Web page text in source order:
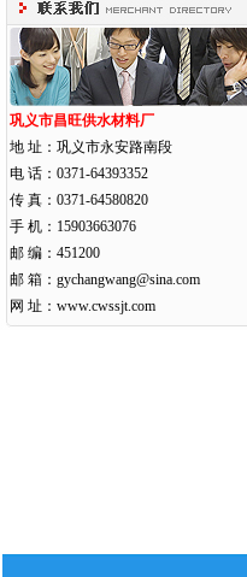
巩义市昌旺供水材料厂
地 址：巩义市永安路南段
电 话：0371-64393352
传 真：0371-64580820
手 机：15903663076
邮 编：451200
邮 箱：gychangwang@sina.com
网 址： www.cwssjt.com